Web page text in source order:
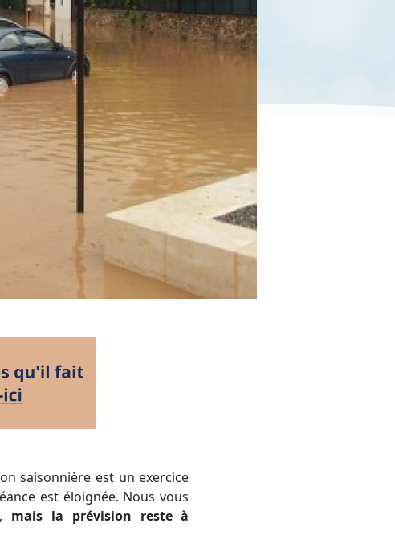
est éloignée. Nous vous
mais la prévision reste à